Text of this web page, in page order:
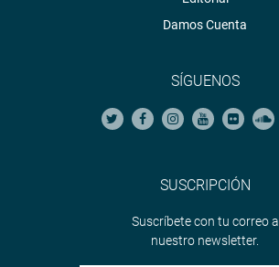
Damos Cuenta
SÍGUENOS
SUSCRIPCIÓN
Suscríbete con tu correo a
nuestro newsletter.